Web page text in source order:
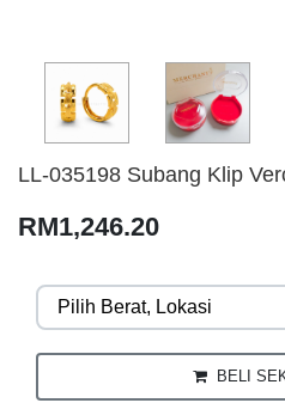
LL-035198 Subang Klip
RM1,246.20
BELI